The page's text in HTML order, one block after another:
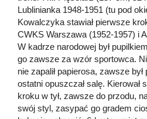
Lublinianka 1948-1951 (tu pod
Kowalczyka stawiał pierwsze
CWKS Warszawa (1952-1957) i
W kadrze narodowej był
go zawsze za wzór sportowca.
nie zapalił papierosa, zawsze
ostatni opuszczał salę. Kierował
kroku w tył, zawsze do przodu,
swój styl, zasypać go gradem